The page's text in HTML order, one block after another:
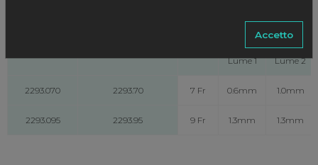
Accetto
Ø Int.
Lume 1
Ø Int.
Lume 2
2293.070 2293.70 7 Fr 0.6mm 1.0mm
2293.095 2293.95 9 Fr 1.3mm 1.3mm